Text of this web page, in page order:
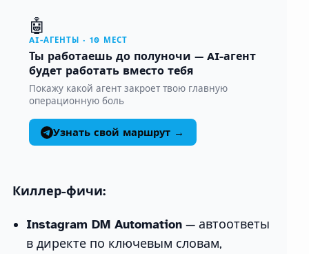
🤖
AI-АГЕНТЫ · 10 МЕСТ
Ты работаешь до полуночи — AI-агент
будет работать вместо тебя
Покажу какой агент закроет твою главную
операционную боль
Узнать свой маршрут →
Киллер-фичи:
Instagram DM Automation— автоответы
в директе по ключевым словам,